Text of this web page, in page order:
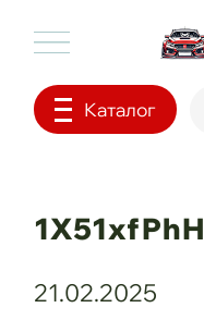
Каталог
1X51xfPhH
21.02.2025